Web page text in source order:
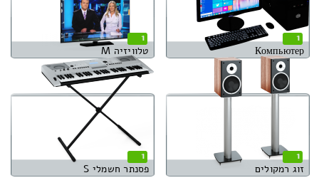
1
Компьютер
1
טלוויזיה M
1
זוג רמקולים
1
פסנתר חשמלי S